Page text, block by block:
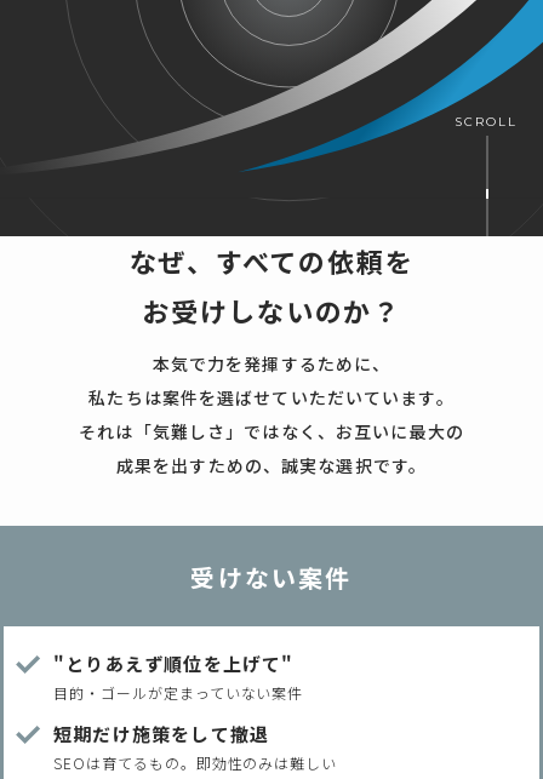
SCROLL
なぜ、すべての依頼を
お受けしないのか？
本気で力を発揮するために、
私たちは案件を選ばせていただいています。
それは「気難しさ」ではなく、お互いに最大の
成果を出すための、誠実な選択です。
受けない案件
"とりあえず順位を上げて"
目的・ゴールが定まっていない案件
短期だけ施策をして撤退
SEOは育てるもの。即効性のみは難しい